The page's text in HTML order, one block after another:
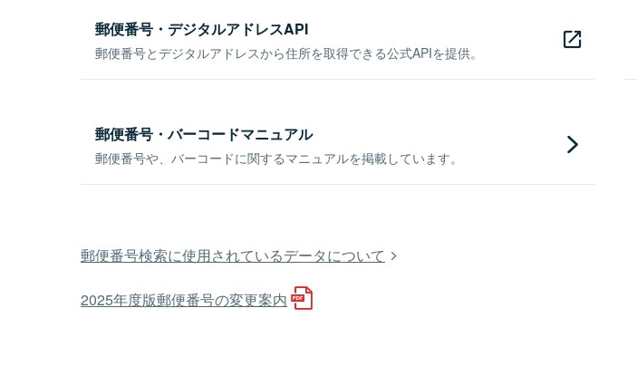
郵便番号・デジタルアドレスAPI
郵便番号とデジタルアドレスから住所を取得できる公式APIを提供。
郵便番号・バーコードマニュアル
郵便番号や、バーコードに関するマニュアルを掲載しています。
郵便番号検索に使用されているデータについて
2025年度版郵便番号の変更案内